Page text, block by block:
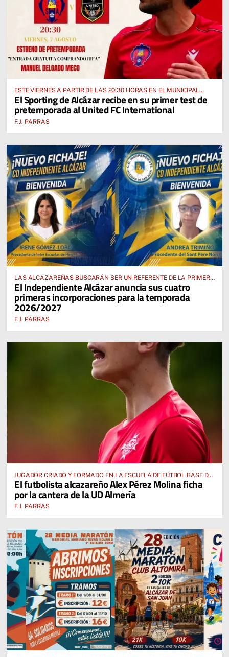
ESTE VIERNES A PARTIR DE LAS 20:30 HORAS EN EL MUNICIPAL
“MANUEL DELGADO MECO”
El Sporting de Alcázar recibe en su primer test de
pretemporada al United FC International
F.J. PARRAS
LAS ALCAZAREÑAS BUSCARÁN SER UN REFERENTE DE LA PRIMERA
AUTONÓMICA PREFERENTE FEMENINA
El Independiente Alcázar anuncia sus cuatro
primeras incorporaciones para la temporada
2026/2027
F.J. PARRAS
JUGADOR CRIADO Y FORMADO EN LA ESCUELA DE FÚTBOL BASE DE
ALCÁZAR DE SAN JUAN
El futbolista alcazareño Alex Pérez Molina ficha
por la cantera de la UD Almería
F.J. PARRAS